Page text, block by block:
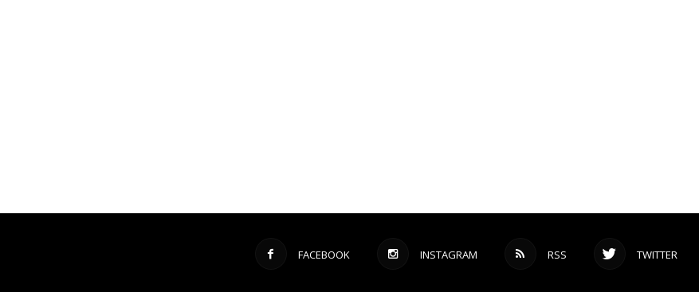
FACEBOOK INSTAGRAM RSS TWITTER